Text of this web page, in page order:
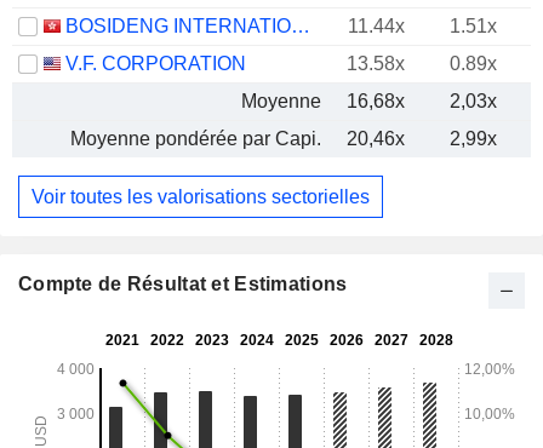
BOSIDENG INTERNATIONAL HOLDINGS LIMITED
11.44x
1.51x
V.F. CORPORATION
13.58x
0.89x
Moyenne
16,68x
2,03x
Moyenne pondérée par Capi.
20,46x 2,99x
Voir toutes les valorisations sectorielles
Compte de Résultat et Estimations